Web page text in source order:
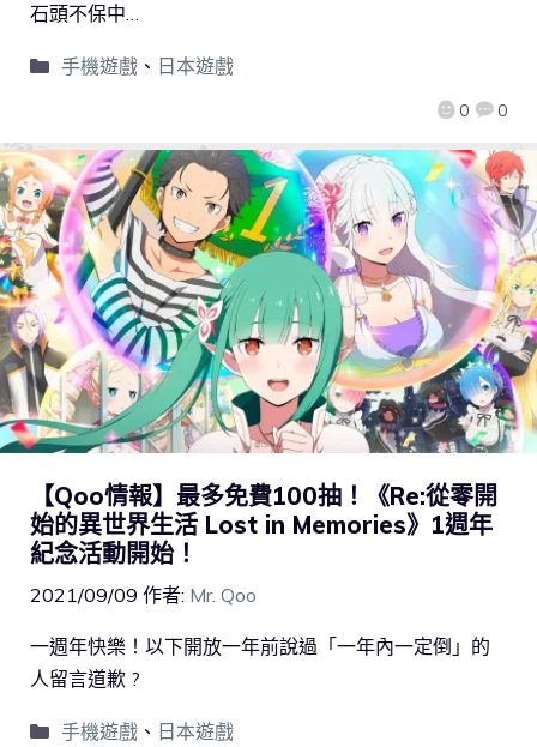
0 0
石頭不保中…
手機遊戲、 日本遊戲
【Qoo情報】最多免費100抽！《Re:從零開
始的異世界生活 Lost in Memories》1週年
紀念活動開始！
2021/09/09 作者: Mr. Qoo
一週年快樂！以下開放一年前說過「一年內一定倒」的
人留言道歉 ?
手機遊戲、 日本遊戲